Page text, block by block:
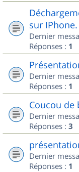
sur IPhone.
Dernier
Réponses : 1
Dernier
Réponses : 1
Coucou de
Dernier
Réponses : 3
Dernier
Réponses : 1